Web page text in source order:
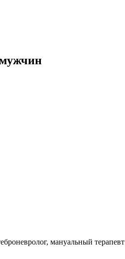
мануальный терапевт